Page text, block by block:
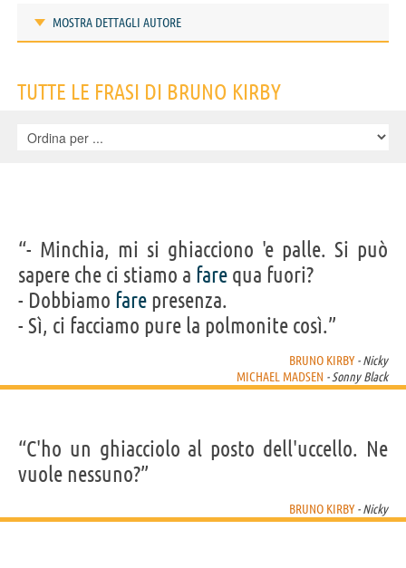
MOSTRA DETTAGLI AUTORE
IDENTIKIT E DATI ANAGRAFICI
Bruno Giovanni
Cognome Quidaciolu Jr
Pseudonimo Bruno Kirby
Nato 28 aprile 1949
Morto 14 agosto 2006
Sesso maschile
TUTTE LE FRASI DI BRUNO KIRBY
“- Minchia, mi si ghiacciono 'e palle. Si può
sapere che ci stiamo a fare qua fuori?
- Dobbiamo fare presenza.
- Sì, ci facciamo pure la polmonite così.”
BRUNO KIRBY - Nicky
MICHAEL MADSEN - Sonny Black
“C'ho un ghiacciolo al posto dell'uccello. Ne
vuole nessuno?”
BRUNO KIRBY - Nicky